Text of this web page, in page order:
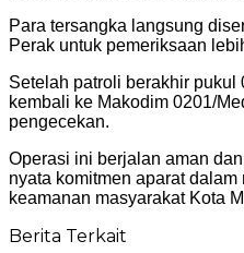
Para tersangka langsung
Perak untuk pemeriksaan
Setelah patroli berakhir pukul
kembali ke Makodim 0201/
pengecekan.
Operasi ini berjalan aman
nyata komitmen aparat
keamanan masyarakat Kota
Berita Terkait